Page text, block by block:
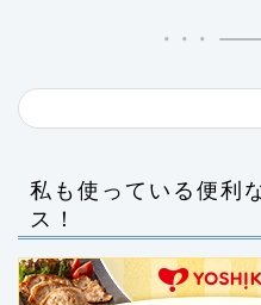
私も使っている便利
ス！